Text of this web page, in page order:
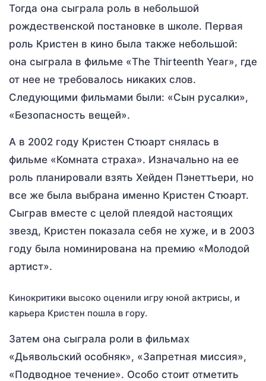
Тогда она сыграла роль в небольшой
рождественской постановке в школе. Первая
роль Кристен в кино была также небольшой:
она сыграла в фильме «The Thirteenth Year», где
от нее не требовалось никаких слов.
Следующими фильмами были: «Сын русалки»,
«Безопасность вещей».
А в 2002 году Кристен Стюарт снялась в
фильме «Комната страха». Изначально на ее
роль планировали взять Хейден Пэнеттьери, но
все же была выбрана именно Кристен Стюарт.
Сыграв вместе с целой плеядой настоящих
звезд, Кристен показала себя не хуже, и в 2003
году была номинирована на премию «Молодой
артист».
Кинокритики высоко оценили игру юной актрисы, и
карьера Кристен пошла в гору.
Затем она сыграла роли в фильмах
«Дьявольский особняк», «Запретная миссия»,
«Подводное течение». Особо стоит отметить